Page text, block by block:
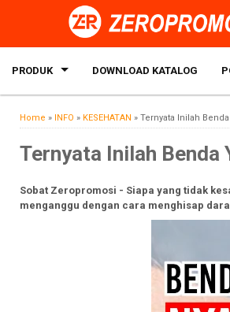
PRODUK DOWNLOAD KATALOG
Home » INFO » KESEHATAN » Ternyata Inilah
Ternyata Inilah Benda
Sobat Zeropromosi - Siapa yang tidak
menganggu dengan cara menghisap